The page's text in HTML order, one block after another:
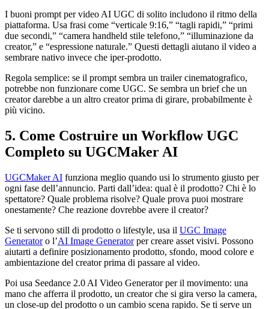
I buoni prompt per video AI UGC di solito includono il ritmo della
piattaforma. Usa frasi come “verticale 9:16,” “tagli rapidi,” “primi
due secondi,” “camera handheld stile telefono,” “illuminazione da
creator,” e “espressione naturale.” Questi dettagli aiutano il video a
sembrare nativo invece che iper-prodotto.
Regola semplice: se il prompt sembra un trailer cinematografico,
potrebbe non funzionare come UGC. Se sembra un brief che un
creator darebbe a un altro creator prima di girare, probabilmente è
più vicino.
5. Come Costruire un Workflow UGC
Completo su UGCMaker AI
UGCMaker AI funziona meglio quando usi lo strumento giusto per
ogni fase dell’annuncio. Parti dall’idea: qual è il prodotto? Chi è lo
spettatore? Quale problema risolve? Quale prova puoi mostrare
onestamente? Che reazione dovrebbe avere il creator?
Se ti servono still di prodotto o lifestyle, usa il UGC Image
Generatoro l’AI Image Generatorper creare asset visivi. Possono
aiutarti a definire posizionamento prodotto, sfondo, mood colore e
ambientazione del creator prima di passare al video.
Poi usa Seedance 2.0 AI Video Generator per il movimento: una
mano che afferra il prodotto, un creator che si gira verso la camera,
un close-up del prodotto o un cambio scena rapido. Se ti serve un